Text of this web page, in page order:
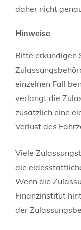
daher nicht
Hinweise
Bitte erkundigen
einzelnen Fall
verlangt die
zusätzlich eine
Verlust des
Viele
die
Wenn die
Finanzinstitut
der